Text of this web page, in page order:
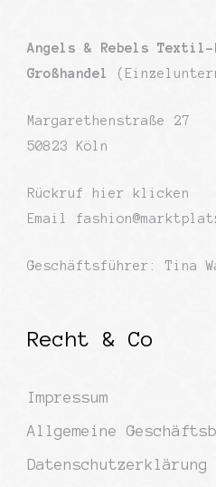
Angels & Rebels
Großhandel
Margarethenstraße 27
50823 Köln
Rückruf
hier klicken
Email
Geschäftsführer: Tina
Recht & Co
Impressum
Allgemeine
Datenschutzerklärung